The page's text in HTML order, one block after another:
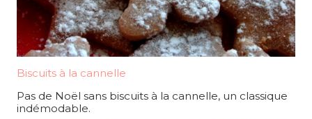
Biscuits à la cannelle
Pas de Noël sans biscuits à la cannelle, un classique
indémodable.